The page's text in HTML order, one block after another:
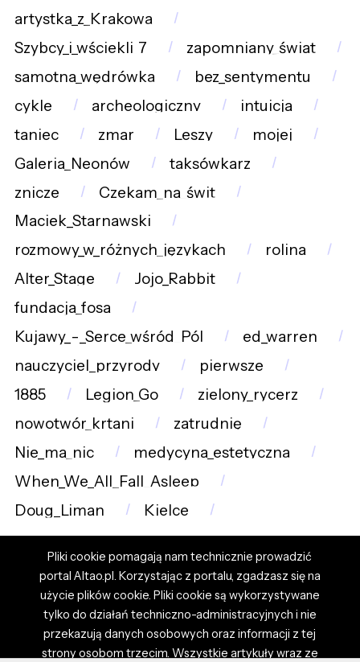
artystka_z_Krakowa
Szybcy_i_wściekli_7
zapomniany_świat
samotna_wędrówka
bez_sentymentu
cykle
archeologiczny
intuicja
taniec
zmar Leszy
mojej
Galeria_Neonów
taksówkarz
znicze
Czekam_na_świt
Maciek_Starnawski
rozmowy_w_różnych_językach
rolina
Alter_Stage
Jojo_Rabbit
fundacja_fosa
Kujawy_-_Serce_wśród_Pól
ed_warren
nauczyciel_przyrody
pierwsze
1885
Legion_Go
zielony_rycerz
nowotwór_krtani
zatrudnię
Nie_ma_nic
medycyna_estetyczna
When_We_All_Fall_Asleep
Doug_Liman
Kielce
Pliki cookie pomagają nam technicznie prowadzić
portal Altao.pl. Korzystając z portalu, zgadzasz się na
użycie plików cookie. Pliki cookie są wykorzystywane
tylko do działań techniczno-administracyjnych i nie
przekazują danych osobowych oraz informacji z tej
strony osobom trzecim. Wszystkie artykuły wraz ze